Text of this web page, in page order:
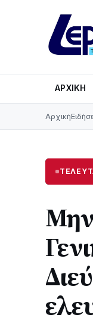
ΑΡΧΙΚΉ
Αρχική
Στο σκοτάδι